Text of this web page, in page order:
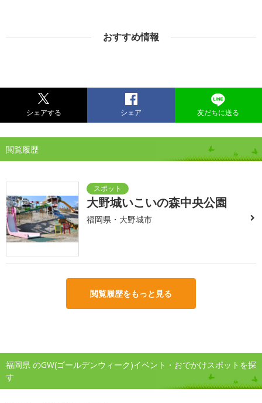
おすすめ情報
シェアする シェア 友だちに送る
閲覧履歴
大野城いこいの森中央公園
福岡県・大野城市
閲覧履歴をもっと見る
福岡県 のGW(ゴールデンウィーク)イベント・おでかけスポットを探
す